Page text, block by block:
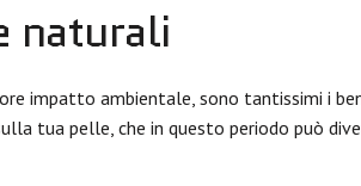
naturali
impatto ambientale, sono tantissimi i
tua pelle, che in questo periodo può